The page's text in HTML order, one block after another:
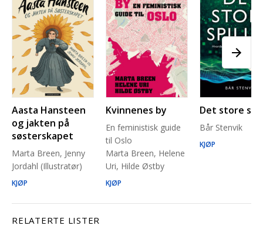
Aasta Hansteen
og jakten på
søsterskapet
Marta Breen, Jenny
Jordahl (Illustratør)
KJØP
Kvinnenes by
En feministisk guide
til Oslo
Marta Breen, Helene
Uri, Hilde Østby
KJØP
Det store
Bår Stenvik
KJØP
RELATERTE LISTER